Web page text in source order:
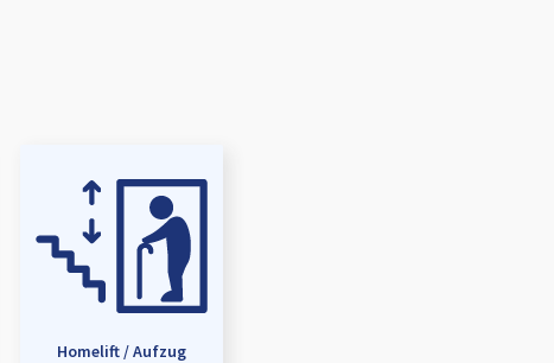
Homelift / Aufzug